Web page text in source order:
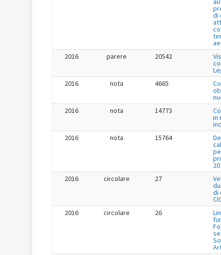
di
2016
parere 20542
2016
nota 4665
2016
nota 14773
in
2016
nota 15764
2016
circolare 27
di
2016
circolare 26